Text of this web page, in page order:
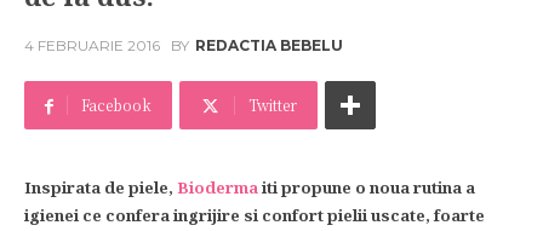
4 FEBRUARIE 2016 BY REDACTIA BEBELU
Facebook Twitter
Inspirata de piele, Biodermaiti propune o noua rutina a
igienei ce confera ingrijire si confort pielii uscate, foarte